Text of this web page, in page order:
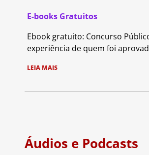
E-books Gratuitos
Ebook gratuito: Concurso
experiência de quem foi
LEIA MAIS
Áudios e Podcasts